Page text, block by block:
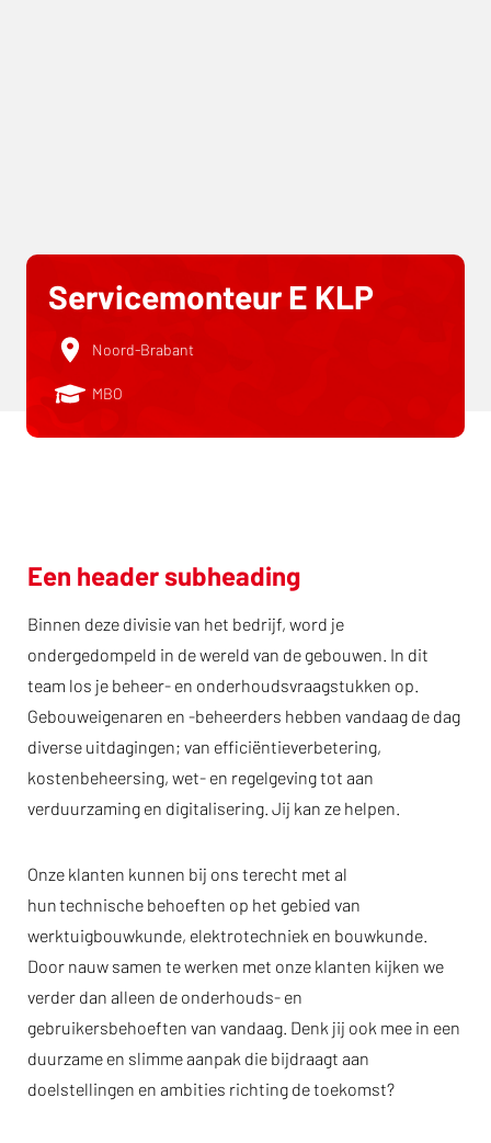
Servicemonteur E KLP
Noord-Brabant
MBO
Een header subheading
Binnen deze divisie van het bedrijf, word je
ondergedompeld in de wereld van de gebouwen. In dit
team los je beheer- en onderhoudsvraagstukken op.
Gebouweigenaren en -beheerders hebben vandaag de dag
diverse uitdagingen; van efficiëntieverbetering,
kostenbeheersing, wet- en regelgeving tot aan
verduurzaming en digitalisering. Jij kan ze helpen.
Onze klanten kunnen bij ons terecht met al
hun technische behoeften op het gebied van
werktuigbouwkunde, elektrotechniek en bouwkunde.
Door nauw samen te werken met onze klanten kijken we
verder dan alleen de onderhouds- en
gebruikersbehoeften van vandaag. Denk jij ook mee in een
duurzame en slimme aanpak die bijdraagt aan
doelstellingen en ambities richting de toekomst?